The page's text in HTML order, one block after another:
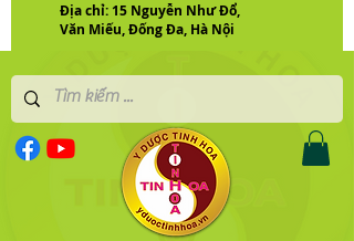
Địa chỉ: 15 Nguyễn Như Đổ,
Văn Miếu, Đống Đa, Hà Nội